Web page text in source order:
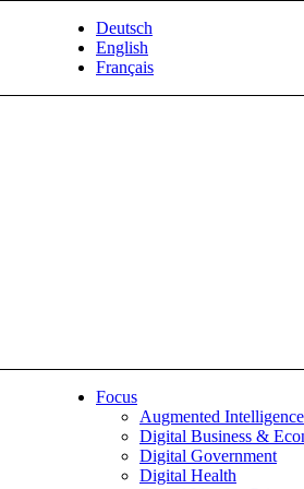
Deutsch
English
Français
Focus
Augmented Intelligence
Digital Business &
Digital Government
Digital Health